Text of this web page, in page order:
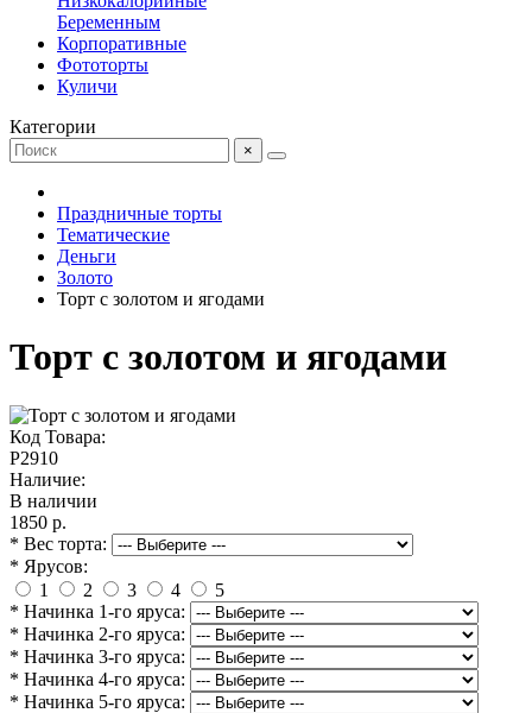
Беременным
Корпоративные
Фототорты
Куличи
Категории
×
Праздничные торты
Тематические
Деньги
Золото
Торт с золотом и ягодами
Торт с золотом и ягодами
Код Товара:
P2910
Наличие:
В наличии
1850 р.
* Вес торта:
* Ярусов:
1
2 3 4
5
* Начинка 1-го яруса:
* Начинка 2-го яруса:
* Начинка 3-го яруса:
* Начинка 4-го яруса:
* Начинка 5-го яруса: